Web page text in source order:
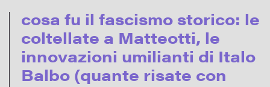
cosa fu il fascismo storico: le
coltellate a Matteotti, le
innovazioni umilianti di Italo
Balbo (quante risate con